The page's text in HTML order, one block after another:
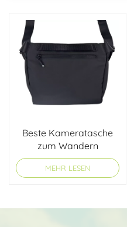
Beste Kameratasche
zum Wandern
MEHR LESEN